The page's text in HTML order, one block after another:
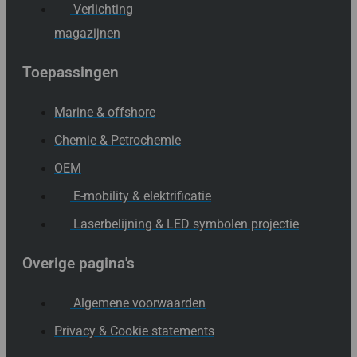
Verlichting
magazijnen
Toepassingen
Marine & offshore
Chemie & Petrochemie
OEM
E-mobility & elektrificatie
Laserbelijning & LED symbolen projectie
Overige pagina's
Algemene voorwaarden
Privacy & Cookie statements